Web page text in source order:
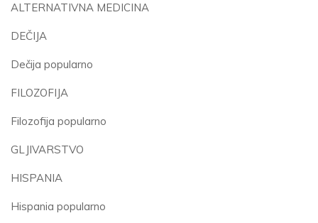
ALTERNATIVNA MEDICINA
DEČIJA
Dečija popularno
FILOZOFIJA
Filozofija popularno
GLJIVARSTVO
HISPANIA
Hispania popularno